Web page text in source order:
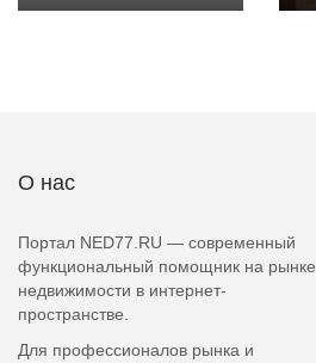
О нас
Портал NED77.RU — современный
функциональный помощник на рынке
недвижимости в интернет-
пространстве.
Для профессионалов рынка и